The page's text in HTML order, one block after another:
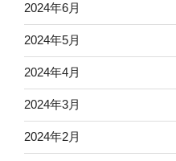
2024年6月
2024年5月
2024年4月
2024年3月
2024年2月